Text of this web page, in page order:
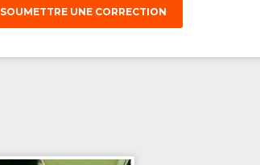
SOUMETTRE UNE CORRECTION